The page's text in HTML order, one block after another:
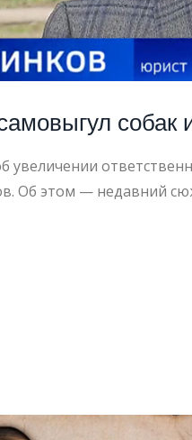
увеличении
Об этом — недавний